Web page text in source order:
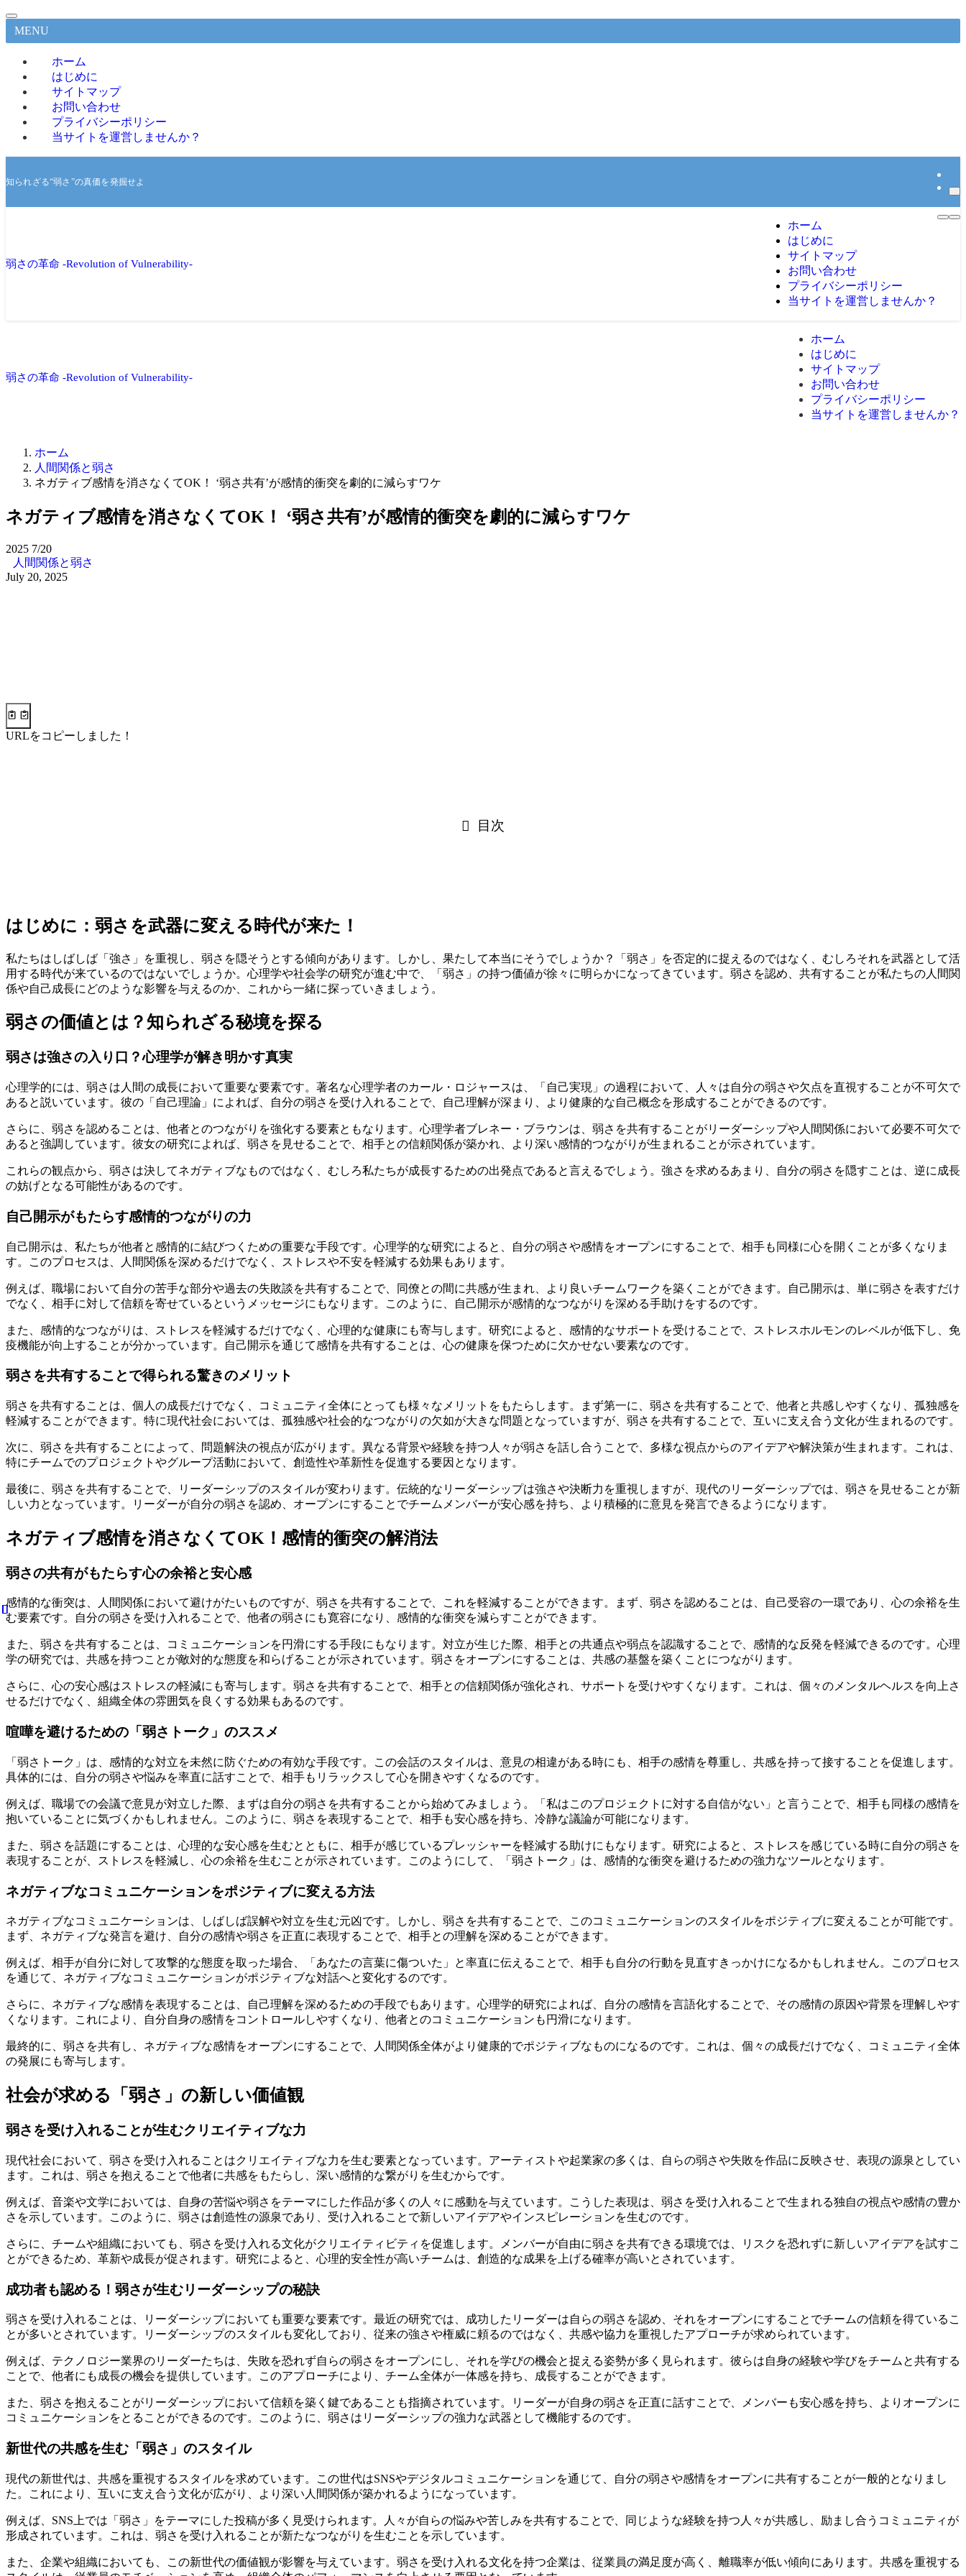
MENU
ホーム
はじめに
サイトマップ
お問い合わせ
プライバシーポリシー
当サイトを運営しませんか？
知られざる“弱さ”の真価を発掘せよ
弱さの革命 -Revolution of Vulnerability-
ホーム
はじめに
サイトマップ
お問い合わせ
プライバシーポリシー
当サイトを運営しませんか？
弱さの革命 -Revolution of Vulnerability-
ホーム
はじめに
サイトマップ
お問い合わせ
プライバシーポリシー
当サイトを運営しませんか？
ホーム
人間関係と弱さ
ネガティブ感情を消さなくてOK！ ‘弱さ共有’が感情的衝突を劇的に減らすワケ
ネガティブ感情を消さなくてOK！ ‘弱さ共有’が感情的衝突を劇的に減らすワケ
2025 7/20
人間関係と弱さ
July 20, 2025
URLをコピーしました！
目次
はじめに：弱さを武器に変える時代が来た！
私たちはしばしば「強さ」を重視し、弱さを隠そうとする傾向があります。しかし、果たして本当にそうでしょうか？「弱さ」を否定的に捉えるのではなく、むしろそれを武器として活
用する時代が来ているのではないでしょうか。心理学や社会学の研究が進む中で、「弱さ」の持つ価値が徐々に明らかになってきています。弱さを認め、共有することが私たちの人間関
係や自己成長にどのような影響を与えるのか、これから一緒に探っていきましょう。
弱さの価値とは？知られざる秘境を探る
弱さは強さの入り口？心理学が解き明かす真実
心理学的には、弱さは人間の成長において重要な要素です。著名な心理学者のカール・ロジャースは、「自己実現」の過程において、人々は自分の弱さや欠点を直視することが不可欠で
あると説いています。彼の「自己理論」によれば、自分の弱さを受け入れることで、自己理解が深まり、より健康的な自己概念を形成することができるのです。
さらに、弱さを認めることは、他者とのつながりを強化する要素ともなります。心理学者ブレネー・ブラウンは、弱さを共有することがリーダーシップや人間関係において必要不可欠で
あると強調しています。彼女の研究によれば、弱さを見せることで、相手との信頼関係が築かれ、より深い感情的つながりが生まれることが示されています。
これらの観点から、弱さは決してネガティブなものではなく、むしろ私たちが成長するための出発点であると言えるでしょう。強さを求めるあまり、自分の弱さを隠すことは、逆に成長
の妨げとなる可能性があるのです。
自己開示がもたらす感情的つながりの力
自己開示は、私たちが他者と感情的に結びつくための重要な手段です。心理学的な研究によると、自分の弱さや感情をオープンにすることで、相手も同様に心を開くことが多くなりま
す。このプロセスは、人間関係を深めるだけでなく、ストレスや不安を軽減する効果もあります。
例えば、職場において自分の苦手な部分や過去の失敗談を共有することで、同僚との間に共感が生まれ、より良いチームワークを築くことができます。自己開示は、単に弱さを表すだけ
でなく、相手に対して信頼を寄せているというメッセージにもなります。このように、自己開示が感情的なつながりを深める手助けをするのです。
また、感情的なつながりは、ストレスを軽減するだけでなく、心理的な健康にも寄与します。研究によると、感情的なサポートを受けることで、ストレスホルモンのレベルが低下し、免
疫機能が向上することが分かっています。自己開示を通じて感情を共有することは、心の健康を保つために欠かせない要素なのです。
弱さを共有することで得られる驚きのメリット
弱さを共有することは、個人の成長だけでなく、コミュニティ全体にとっても様々なメリットをもたらします。まず第一に、弱さを共有することで、他者と共感しやすくなり、孤独感を
軽減することができます。特に現代社会においては、孤独感や社会的なつながりの欠如が大きな問題となっていますが、弱さを共有することで、互いに支え合う文化が生まれるのです。
次に、弱さを共有することによって、問題解決の視点が広がります。異なる背景や経験を持つ人々が弱さを話し合うことで、多様な視点からのアイデアや解決策が生まれます。これは、
特にチームでのプロジェクトやグループ活動において、創造性や革新性を促進する要因となります。
最後に、弱さを共有することで、リーダーシップのスタイルが変わります。伝統的なリーダーシップは強さや決断力を重視しますが、現代のリーダーシップでは、弱さを見せることが新
しい力となっています。リーダーが自分の弱さを認め、オープンにすることでチームメンバーが安心感を持ち、より積極的に意見を発言できるようになります。
ネガティブ感情を消さなくてOK！感情的衝突の解消法
弱さの共有がもたらす心の余裕と安心感
感情的な衝突は、人間関係において避けがたいものですが、弱さを共有することで、これを軽減することができます。まず、弱さを認めることは、自己受容の一環であり、心の余裕を生
む要素です。自分の弱さを受け入れることで、他者の弱さにも寛容になり、感情的な衝突を減らすことができます。
また、弱さを共有することは、コミュニケーションを円滑にする手段にもなります。対立が生じた際、相手との共通点や弱点を認識することで、感情的な反発を軽減できるのです。心理
学の研究では、共感を持つことが敵対的な態度を和らげることが示されています。弱さをオープンにすることは、共感の基盤を築くことにつながります。
さらに、心の安心感はストレスの軽減にも寄与します。弱さを共有することで、相手との信頼関係が強化され、サポートを受けやすくなります。これは、個々のメンタルヘルスを向上さ
せるだけでなく、組織全体の雰囲気を良くする効果もあるのです。
喧嘩を避けるための「弱さトーク」のススメ
「弱さトーク」は、感情的な対立を未然に防ぐための有効な手段です。この会話のスタイルは、意見の相違がある時にも、相手の感情を尊重し、共感を持って接することを促進します。
具体的には、自分の弱さや悩みを率直に話すことで、相手もリラックスして心を開きやすくなるのです。
例えば、職場での会議で意見が対立した際、まずは自分の弱さを共有することから始めてみましょう。「私はこのプロジェクトに対する自信がない」と言うことで、相手も同様の感情を
抱いていることに気づくかもしれません。このように、弱さを表現することで、相手も安心感を持ち、冷静な議論が可能になります。
また、弱さを話題にすることは、心理的な安心感を生むとともに、相手が感じているプレッシャーを軽減する助けにもなります。研究によると、ストレスを感じている時に自分の弱さを
表現することが、ストレスを軽減し、心の余裕を生むことが示されています。このようにして、「弱さトーク」は、感情的な衝突を避けるための強力なツールとなります。
ネガティブなコミュニケーションをポジティブに変える方法
ネガティブなコミュニケーションは、しばしば誤解や対立を生む元凶です。しかし、弱さを共有することで、このコミュニケーションのスタイルをポジティブに変えることが可能です。
まず、ネガティブな発言を避け、自分の感情や弱さを正直に表現することで、相手との理解を深めることができます。
例えば、相手が自分に対して攻撃的な態度を取った場合、「あなたの言葉に傷ついた」と率直に伝えることで、相手も自分の行動を見直すきっかけになるかもしれません。このプロセス
を通じて、ネガティブなコミュニケーションがポジティブな対話へと変化するのです。
さらに、ネガティブな感情を表現することは、自己理解を深めるための手段でもあります。心理学的研究によれば、自分の感情を言語化することで、その感情の原因や背景を理解しやす
くなります。これにより、自分自身の感情をコントロールしやすくなり、他者とのコミュニケーションも円滑になります。
最終的に、弱さを共有し、ネガティブな感情をオープンにすることで、人間関係全体がより健康的でポジティブなものになるのです。これは、個々の成長だけでなく、コミュニティ全体
の発展にも寄与します。
社会が求める「弱さ」の新しい価値観
弱さを受け入れることが生むクリエイティブな力
現代社会において、弱さを受け入れることはクリエイティブな力を生む要素となっています。アーティストや起業家の多くは、自らの弱さや失敗を作品に反映させ、表現の源泉としてい
ます。これは、弱さを抱えることで他者に共感をもたらし、深い感情的な繋がりを生むからです。
例えば、音楽や文学においては、自身の苦悩や弱さをテーマにした作品が多くの人々に感動を与えています。こうした表現は、弱さを受け入れることで生まれる独自の視点や感情の豊か
さを示しています。このように、弱さは創造性の源泉であり、受け入れることで新しいアイデアやインスピレーションを生むのです。
さらに、チームや組織においても、弱さを受け入れる文化がクリエイティビティを促進します。メンバーが自由に弱さを共有できる環境では、リスクを恐れずに新しいアイデアを試すこ
とができるため、革新や成長が促されます。研究によると、心理的安全性が高いチームは、創造的な成果を上げる確率が高いとされています。
成功者も認める！弱さが生むリーダーシップの秘訣
弱さを受け入れることは、リーダーシップにおいても重要な要素です。最近の研究では、成功したリーダーは自らの弱さを認め、それをオープンにすることでチームの信頼を得ているこ
とが多いとされています。リーダーシップのスタイルも変化しており、従来の強さや権威に頼るのではなく、共感や協力を重視したアプローチが求められています。
例えば、テクノロジー業界のリーダーたちは、失敗を恐れず自らの弱さをオープンにし、それを学びの機会と捉える姿勢が多く見られます。彼らは自身の経験や学びをチームと共有する
ことで、他者にも成長の機会を提供しています。このアプローチにより、チーム全体が一体感を持ち、成長することができます。
また、弱さを抱えることがリーダーシップにおいて信頼を築く鍵であることも指摘されています。リーダーが自身の弱さを正直に話すことで、メンバーも安心感を持ち、よりオープンに
コミュニケーションをとることができるのです。このように、弱さはリーダーシップの強力な武器として機能するのです。
新世代の共感を生む「弱さ」のスタイル
現代の新世代は、共感を重視するスタイルを求めています。この世代はSNSやデジタルコミュニケーションを通じて、自分の弱さや感情をオープンに共有することが一般的となりまし
た。これにより、互いに支え合う文化が広がり、より深い人間関係が築かれるようになっています。
例えば、SNS上では「弱さ」をテーマにした投稿が多く見受けられます。人々が自らの悩みや苦しみを共有することで、同じような経験を持つ人々が共感し、励まし合うコミュニティが
形成されています。これは、弱さを受け入れることが新たなつながりを生むことを示しています。
また、企業や組織においても、この新世代の価値観が影響を与えています。弱さを受け入れる文化を持つ企業は、従業員の満足度が高く、離職率が低い傾向にあります。共感を重視する